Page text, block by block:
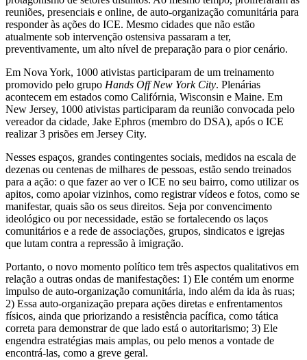
reuniões, presenciais e online, de auto-organização comunitária para
responder às ações do ICE. Mesmo cidades que não estão
atualmente sob intervenção ostensiva passaram a ter,
preventivamente, um alto nível de preparação para o pior cenário.
Em Nova York, 1000 ativistas participaram de um treinamento
promovido pelo grupo Hands Off New York City. Plenárias
acontecem em estados como Califórnia, Wisconsin e Maine. Em
New Jersey, 1000 ativistas participaram da reunião convocada pelo
vereador da cidade, Jake Ephros (membro do DSA), após o ICE
realizar 3 prisões em Jersey City.
Nesses espaços, grandes contingentes sociais, medidos na escala de
dezenas ou centenas de milhares de pessoas, estão sendo treinados
para a ação: o que fazer ao ver o ICE no seu bairro, como utilizar os
apitos, como apoiar vizinhos, como registrar vídeos e fotos, como se
manifestar, quais são os seus direitos. Seja por convencimento
ideológico ou por necessidade, estão se fortalecendo os laços
comunitários e a rede de associações, grupos, sindicatos e igrejas
que lutam contra a repressão à imigração.
Portanto, o novo momento político tem três aspectos qualitativos em
relação a outras ondas de manifestações: 1) Ele contém um enorme
impulso de auto-organização comunitária, indo além da ida às ruas;
2) Essa auto-organização prepara ações diretas e enfrentamentos
físicos, ainda que priorizando a resistência pacífica, como tática
correta para demonstrar de que lado está o autoritarismo; 3) Ele
engendra estratégias mais amplas, ou pelo menos a vontade de
encontrá-las, como a greve geral.